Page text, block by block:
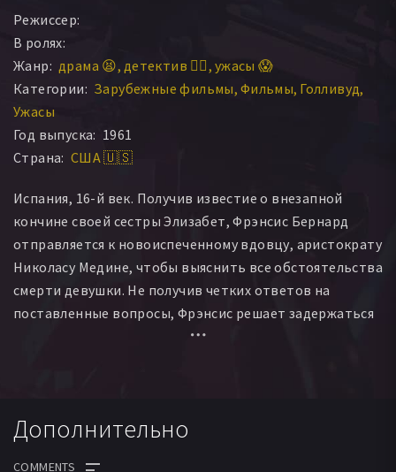
Режиссер:
В ролях:
Жанр: драма 😫 детектив 🕵️‍♂️ ужасы 😱
Категории: Зарубежные фильмы Фильмы Голливуд
Ужасы
Год выпуска: 1961
Страна: США 🇺🇸
Испания, 16-й век. Получив известие о внезапной
кончине своей сестры Элизабет, Фрэнсис Бернард
отправляется к новоиспеченному вдовцу, аристократу
Николасу Медине, чтобы выяснить все обстоятельства
смерти девушки. Не получив четких ответов на
поставленные вопросы, Фрэнсис решает задержаться
в отнюдь не гостеприимном замке и выяснить
постепенно сходит с ума, всерьез полагая, что
Дополнительно